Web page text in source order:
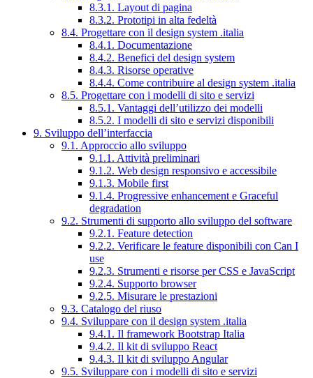
8.3.1. Layout di pagina
8.3.2. Prototipi in alta fedeltà
8.4. Progettare con il design system .italia
8.4.1. Documentazione
8.4.2. Benefici del design system
8.4.3. Risorse operative
8.4.4. Come contribuire al design system .italia
8.5. Progettare con i modelli di sito e servizi
8.5.1. Vantaggi dell’utilizzo dei modelli
8.5.2. I modelli di sito e servizi disponibili
9. Sviluppo dell’interfaccia
9.1. Approccio allo sviluppo
9.1.1. Attività preliminari
9.1.2. Web design responsivo e accessibile
9.1.3. Mobile first
9.1.4. Progressive enhancement e Graceful
degradation
9.2. Strumenti di supporto allo sviluppo del software
9.2.1. Feature detection
9.2.2. Verificare le feature disponibili con Can I
use
9.2.3. Strumenti e risorse per CSS e JavaScript
9.2.4. Supporto browser
9.2.5. Misurare le prestazioni
9.3. Catalogo del riuso
9.4. Sviluppare con il design system .italia
9.4.1. Il framework Bootstrap Italia
9.4.2. Il kit di sviluppo React
9.4.3. Il kit di sviluppo Angular
9.5. Sviluppare con i modelli di sito e servizi